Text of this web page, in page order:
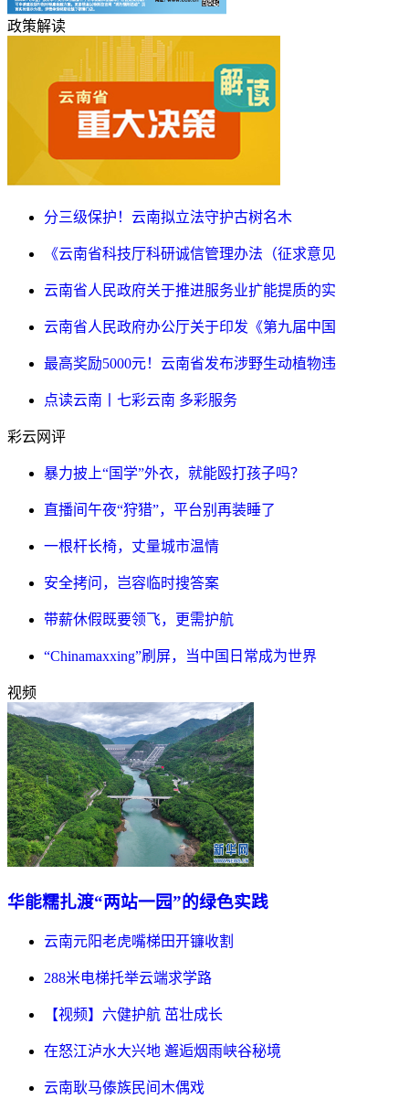
政策解读
分三级保护！云南拟立法守护古树名木
《云南省科技厅科研诚信管理办法（征求意见
云南省人民政府关于推进服务业扩能提质的实
云南省人民政府办公厅关于印发《第九届中国
最高奖励5000元！云南省发布涉野生动植物违
点读云南丨七彩云南 多彩服务
彩云网评
暴力披上“国学”外衣，就能殴打孩子吗？
直播间午夜“狩猎”，平台别再装睡了
一根杆长椅，丈量城市温情
安全拷问，岂容临时搜答案
带薪休假既要领飞，更需护航
“Chinamaxxing”刷屏，当中国日常成为世界
视频
华能糯扎渡“两站一园”的绿色实践
云南元阳老虎嘴梯田开镰收割
288米电梯托举云端求学路
【视频】六健护航 茁壮成长
在怒江泸水大兴地 邂逅烟雨峡谷秘境
云南耿马傣族民间木偶戏